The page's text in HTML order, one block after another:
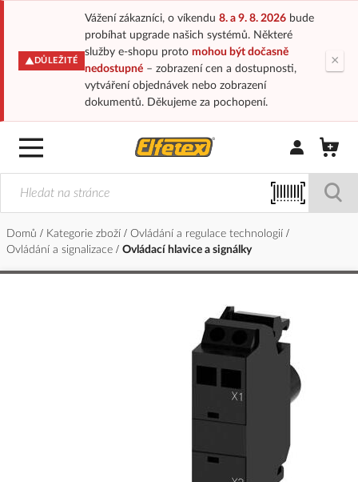
DŮLEŽITÉ
Vážení zákazníci, o víkendu 8. a 9. 8. 2026bude
probíhat upgrade našich systémů. Některé
služby e-shopu proto mohou být dočasně
nedostupné– zobrazení cen a dostupnosti,
vytváření objednávek nebo zobrazení
dokumentů. Děkujeme za pochopení.
×
Přihlásit/
Domů Kategorie zboží
Ovládání a regulace technologií
Ovládání a signalizace
Ovládací hlavice a signálky